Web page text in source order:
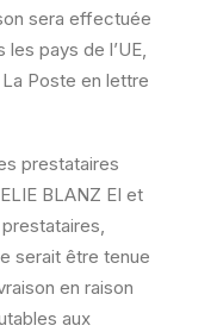
sera effectuée
pays de l’UE,
Poste en lettre
prestataires
BLANZ EI et
serait être tenue
en raison
aux